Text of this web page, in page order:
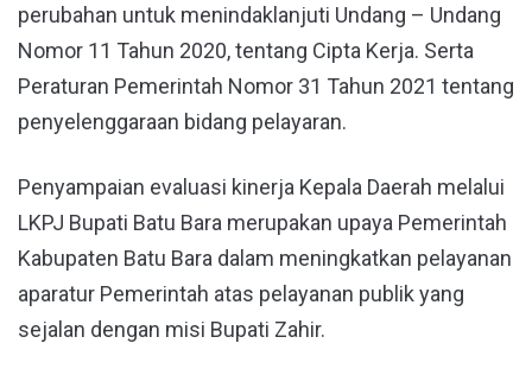
perubahan untuk menindaklanjuti Undang – Undang
Nomor 11 Tahun 2020, tentang Cipta Kerja. Serta
Peraturan Pemerintah Nomor 31 Tahun 2021 tentang
penyelenggaraan bidang pelayaran.
Penyampaian evaluasi kinerja Kepala Daerah melalui
LKPJ Bupati Batu Bara merupakan upaya Pemerintah
Kabupaten Batu Bara dalam meningkatkan pelayanan
aparatur Pemerintah atas pelayanan publik yang
sejalan dengan misi Bupati Zahir.